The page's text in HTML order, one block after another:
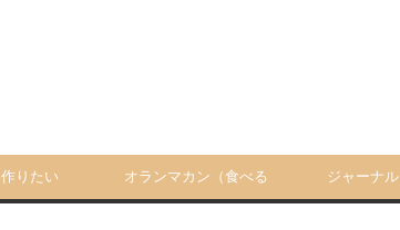
作りたい オランマカン（食べる ジャーナル